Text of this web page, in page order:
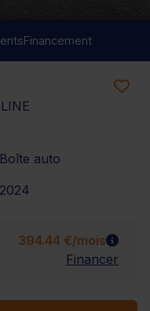
Boîte auto
2024
394.44 €/mois
Financer
Financement